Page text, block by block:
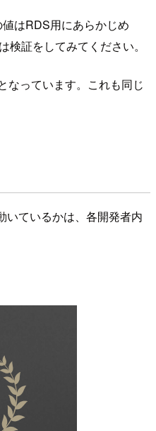
はRDS用にあらかじめ
証をしてみてください。
なっています。これも同じ
いているかは、各開発者内